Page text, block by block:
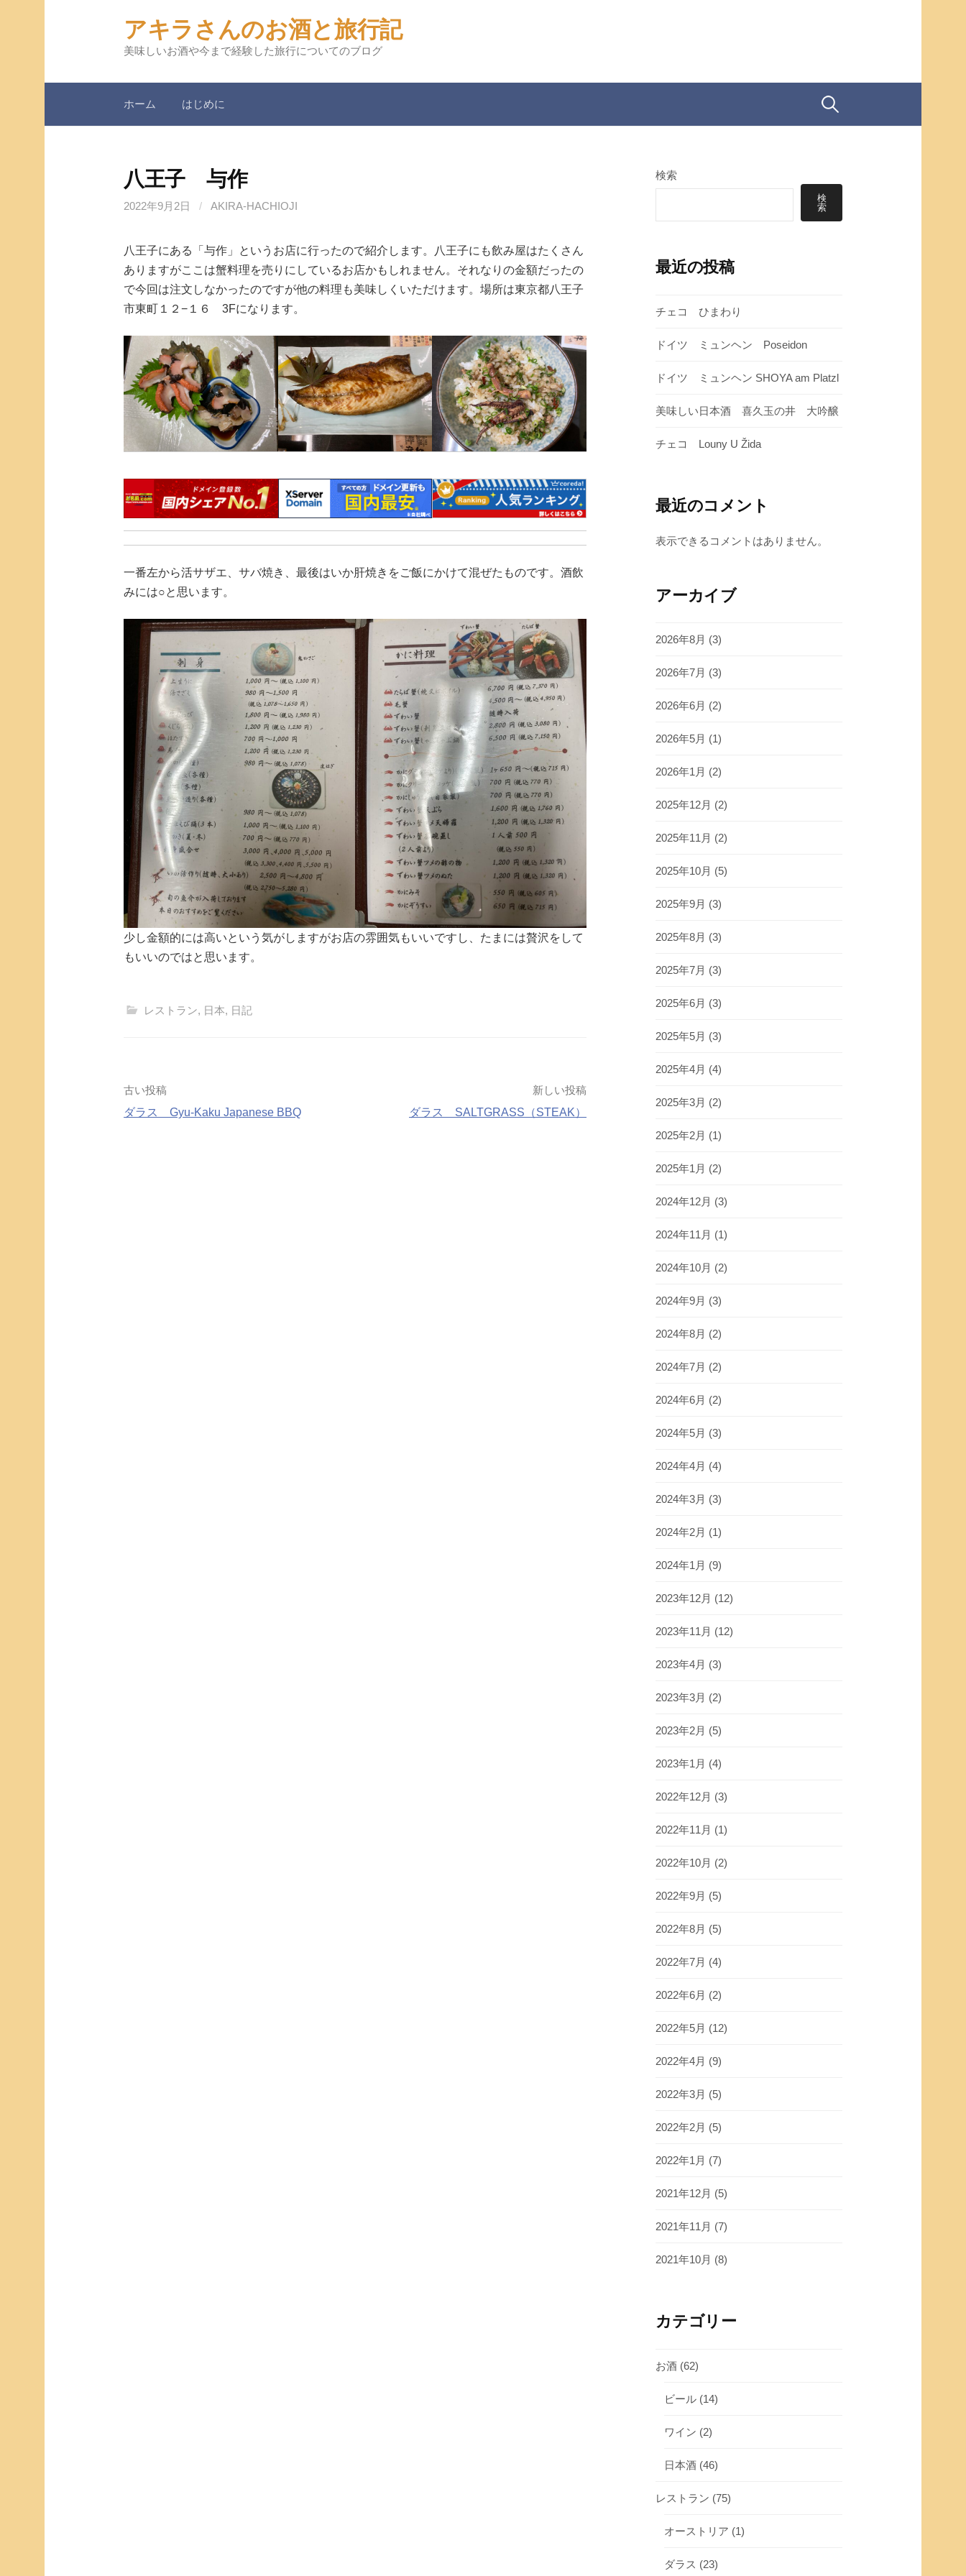
ツ
ス
アキラさんのお酒と旅行記
美味しいお酒や今まで経験した旅行についてのブログ
ホーム はじめに 検
八王子 与作
2022年9月2日 / AKIRA-HACHIOJI
八王子にある「与作」というお店に行ったので紹介します。八王子にも飲み屋はたくさん
ありますがここは蟹料理を売りにしているお店かもしれません。それなりの金額だったの
で今回は注文しなかったのですが他の料理も美味しくいただけます。場所は東京都八王子
市東町１２−１６ 3Fになります。
一番左から活サザエ、サバ焼き、最後はいか肝焼きをご飯にかけて混ぜたものです。酒飲
みには○と思います。
少し金額的には高いという気がしますがお店の雰囲気もいいですし、たまには贅沢をして
もいいのではと思います。
レストラン, 日本, 日記
投
稿
古い投稿
ダラス Gyu-Kaku Japanese BBQ
新しい投稿
ダラス SALTGRASS（STEAK）
検索
検
索
最近の投稿
チェコ ひまわり
ドイツ ミュンヘン Poseidon
ドイツ ミュンヘン SHOYA am Platzl
美味しい日本酒 喜久玉の井 大吟醸
チェコ Louny U Žida
最近のコメント
表示できるコメントはありません。
アーカイブ
2026年8月 (3)
2026年7月 (3)
2026年6月 (2)
2026年5月 (1)
2026年1月 (2)
2025年12月 (2)
2025年11月 (2)
2025年10月 (5)
2025年9月 (3)
2025年8月 (3)
2025年7月 (3)
2025年6月 (3)
2025年5月 (3)
2025年4月 (4)
2025年3月 (2)
2025年2月 (1)
2025年1月 (2)
2024年12月 (3)
2024年11月 (1)
2024年10月 (2)
2024年9月 (3)
2024年8月 (2)
2024年7月 (2)
2024年6月 (2)
2024年5月 (3)
2024年4月 (4)
2024年3月 (3)
2024年2月 (1)
2024年1月 (9)
2023年12月 (12)
2023年11月 (12)
2023年4月 (3)
2023年3月 (2)
2023年2月 (5)
2023年1月 (4)
2022年12月 (3)
2022年11月 (1)
2022年10月 (2)
2022年9月 (5)
2022年8月 (5)
2022年7月 (4)
2022年6月 (2)
2022年5月 (12)
2022年4月 (9)
2022年3月 (5)
2022年2月 (5)
2022年1月 (7)
2021年12月 (5)
2021年11月 (7)
2021年10月 (8)
カテゴリー
お酒 (62)
ビール (14)
ワイン (2)
日本酒 (46)
レストラン (75)
オーストリア (1)
ダラス (23)